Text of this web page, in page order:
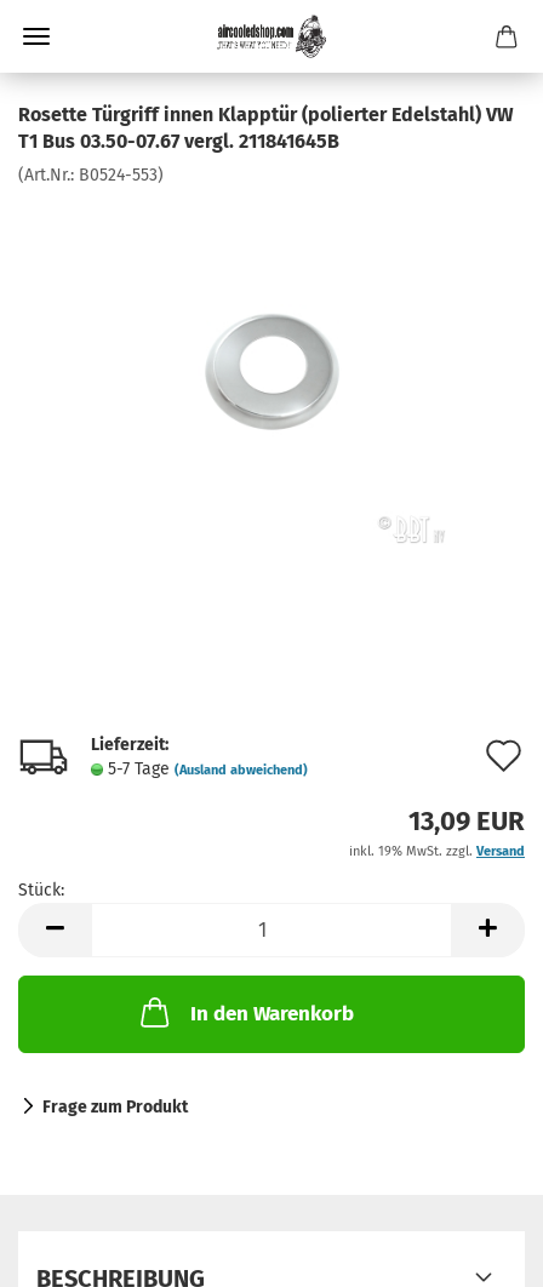
Rosette Türgriff innen Klapptür (polierter Edelstahl) VW
T1 Bus 03.50-07.67 vergl. 211841645B
(Art.Nr.: B0524-553)
Lieferzeit:
5-7 Tage (Ausland abweichend)
13,09 EUR
inkl. 19% MwSt. zzgl. Versand
Stück:
In den Warenkorb
Frage zum Produkt
BESCHREIBUNG